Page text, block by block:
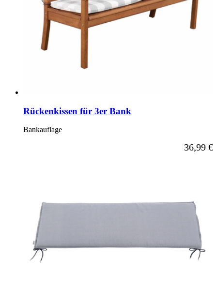
Rückenkissen für 3er Bank
Bankauflage
Ab
36,99 €